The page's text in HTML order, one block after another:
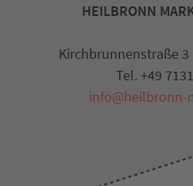
HEILBRONN
Kirchbrunnenstraße 3
Tel. +49
info@heilbronn-